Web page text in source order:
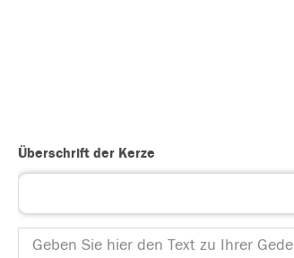
Überschrift der Kerze